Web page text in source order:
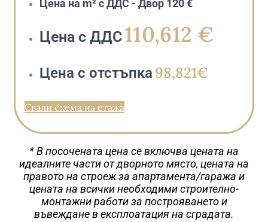
Цена на m² с ДДС - Двор 120 €
Цена с ДДС110,612 €
Цена с отстъпка 98,821€
Свали схема на етажа
* В посочената цена се включва цената на
идеалните части от дворното място, цената на
правото на строеж за апартамента/гаража и
цената на всички необходими строително-
монтажни работи за построяването и
въвеждане в експлоатация на сградата.